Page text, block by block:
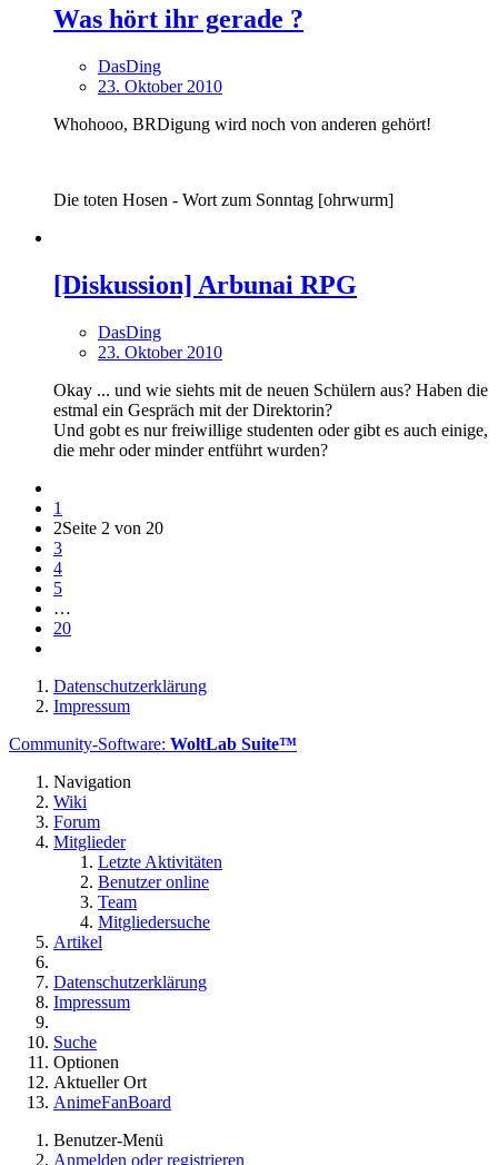
Was hört ihr gerade ?
DasDing
23. Oktober 2010
Whohooo, BRDigung wird noch von anderen gehört!
Die toten Hosen - Wort zum Sonntag [ohrwurm]
[Diskussion] Arbunai RPG
DasDing
23. Oktober 2010
Okay ... und wie siehts mit de neuen Schülern aus? Haben die
estmal ein Gespräch mit der Direktorin?
Und gobt es nur freiwillige studenten oder gibt es auch einige,
die mehr oder minder entführt wurden?
1
2Seite 2 von 20
3
4
5
…
20
Datenschutzerklärung
Impressum
Community-Software: WoltLab Suite™
Navigation
Wiki
Forum
Mitglieder
Letzte Aktivitäten
Benutzer online
Team
Mitgliedersuche
Artikel
Datenschutzerklärung
Impressum
Suche
Optionen
Aktueller Ort
AnimeFanBoard
Benutzer-Menü
Anmelden oder registrieren